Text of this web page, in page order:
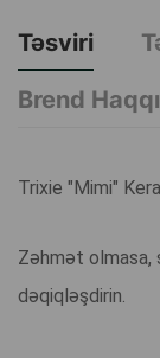
Təsviri
Brend
Trixie "Mimi"
Zəhmət olmasa,
dəqiqləşdirin.